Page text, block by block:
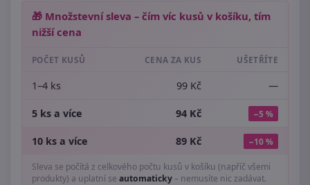
🎁 Množstevní sleva – čím víc kusů v košíku, tím
nižší cena
POČET KUSŮ CENA ZA KUS UŠETŘÍTE
1–4 ks 99 Kč —
5 ks a více 94 Kč −5 %
10 ks a více 89 Kč −10 %
Sleva se počítá z celkového počtu kusů v košíku (napříč všemi
produkty) a uplatní se automaticky– nemusíte nic zadávat.